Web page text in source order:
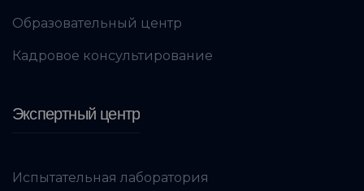
Образовательный центр
Кадровое консультирование
Экспертный центр
Испытательная лаборатория